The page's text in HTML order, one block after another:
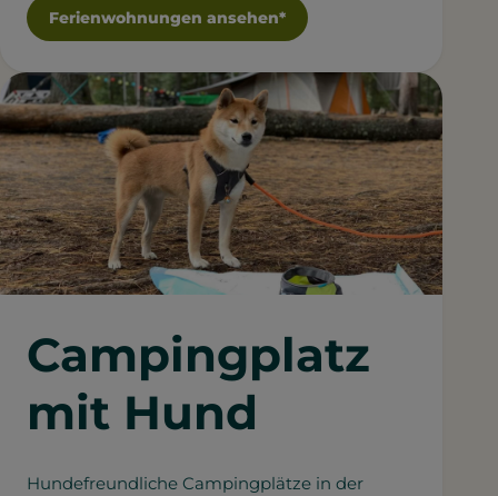
Ferienwohnungen ansehen*
Campingplatz
mit Hund
Hundefreundliche Campingplätze in der